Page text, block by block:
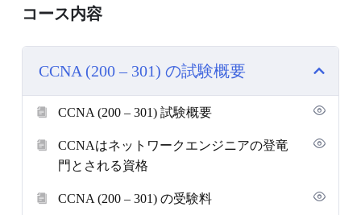
コース内容
CCNA (200 – 301) の試験概要
CCNA (200 – 301) 試験概要
CCNAはネットワークエンジニアの登竜
門とされる資格
CCNA (200 – 301) の受験料